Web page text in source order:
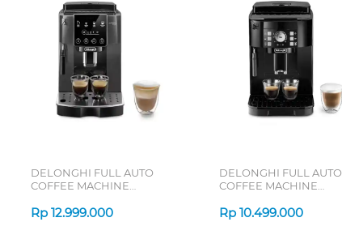
DELONGHI FULL AUTO
COFFEE MACHINE
ECAM220.22.GB
Rp 12.999.000
DELONGHI FULL AUTO
COFFEE MACHINE
Rp 10.499.000